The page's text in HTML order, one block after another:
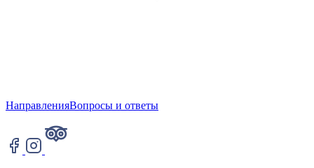
НаправленияВопросы и ответы